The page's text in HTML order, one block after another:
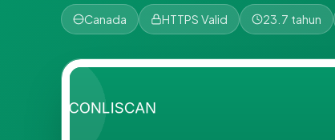
Canada HTTPS Valid 23.7 tahun